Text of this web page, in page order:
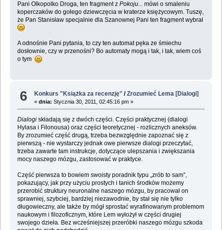
Pani Olkopolko Droga, ten fragment z Pokoju... mówi o smaleniu
koperczaków do gołego dziewczęcia w kraterze księżycowym. Tuszę,
że Pan Stanisław specjalnie dla Szanownej Pani ten fragment wybrał
A odnośnie Pani pytania, to czy ten automat pęka ze śmiechu
dosłownie, czy w przenośni? Bo automaty mogą i tak, i tak, wiem coś
o tym
6 Konkurs "Książka za recenzję" /Zrozumieć Lema [Dialogi]
«dnia: Stycznia 30, 2011, 02:45:16 pm »
Dialogiskładają się z dwóch części. Części praktycznej (dialogi
Hylasa i Filonousa) oraz części teoretycznej - rozlicznych aneksów.
By zrozumieć część drugą, trzeba bezwzględnie zapoznać się z
pierwszą - nie wystarczy jednak owe pierwsze dialogi przeczytać,
trzeba zawarte tam instrukcje, dotyczące ulepszania i zwiększania
mocy naszego mózgu, zastosować w praktyce.
Część pierwsza to bowiem swoisty poradnik typu „zrób to sam”,
pokazujący, jak przy użyciu prostych i tanich środków możemy
przerobić struktury neuronalne naszego mózgu, by pracował on
sprawniej, szybciej, bardziej niezawodnie, by stał się nie tylko
długowieczny, ale także by mógł sprostać wyrafinowanym problemom
naukowym i filozoficznym, które Lem wyłożył w części drugiej
swojego dzieła. Bez wcześniejszej przeróbki naszego mózgu szkoda